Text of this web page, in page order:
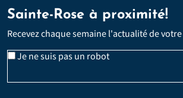
Sainte-Rose à proximité!
Recevez chaque semaine l'actualité de
Je ne suis pas un robotVeuillez laisser ce
Email